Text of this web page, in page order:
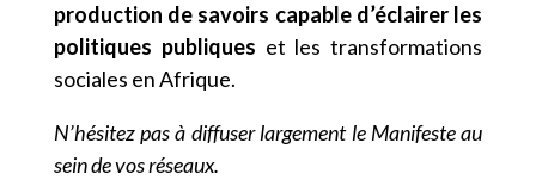
production de savoirs capable d’éclairer les
politiques publiques et les transformations
sociales en Afrique.
N’hésitez pas à diffuser largement le Manifeste au
sein de vos réseaux.